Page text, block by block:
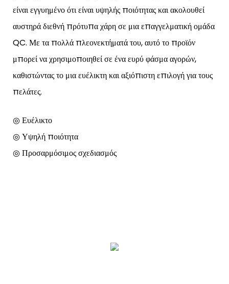
είναι εγγυημένο ότι είναι υψηλής ποιότητας και ακολουθεί
αυστηρά διεθνή πρότυπα χάρη σε μια επαγγελματική ομάδα
QC. Με τα πολλά πλεονεκτήματά του, αυτό το προϊόν
μπορεί να χρησιμοποιηθεί σε ένα ευρύ φάσμα αγορών,
καθιστώντας το μια ευέλικτη και αξιόπιστη επιλογή για τους
πελάτες.
◎ Ευέλικτο
◎ Υψηλή ποιότητα
◎ Προσαρμόσιμος σχεδιασμός